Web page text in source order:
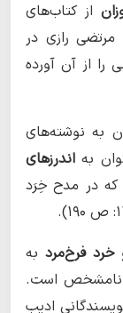
از کتاب‌های
رازی در
را از آن آورده
به نوشته‌های
به اندرزهای
که در مدح خِرَد
فرخ‌مردبه
نامشخص است.
ادیب